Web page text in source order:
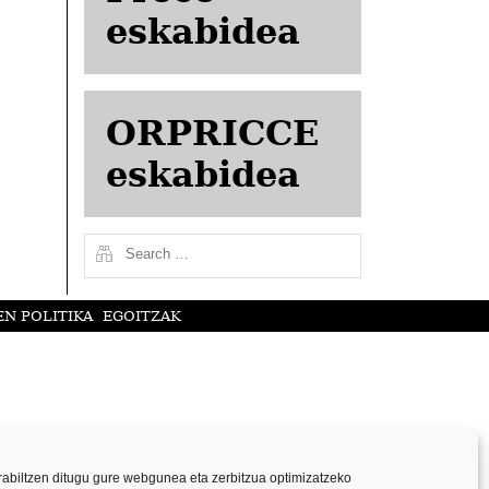
ditugu gure webgunea eta zerbitzua optimizatzeko
eskabidea
ORPRICCE
eskabidea
POLITIKA EGOITZAK